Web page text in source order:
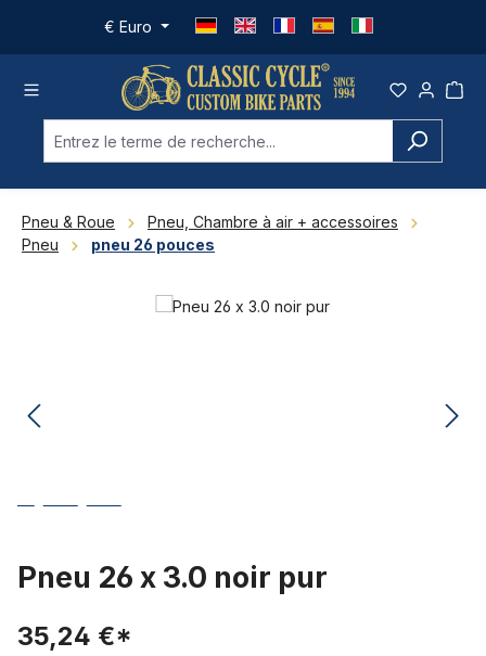
Passer au contenu principal
€ Euro
Pneu & Roue
Pneu, Chambre à air + accessoires
Pneu
pneu 26 pouces
Ignorer la galerie d'images
Pneu 26 x 3.0 noir pur
35,24 €*